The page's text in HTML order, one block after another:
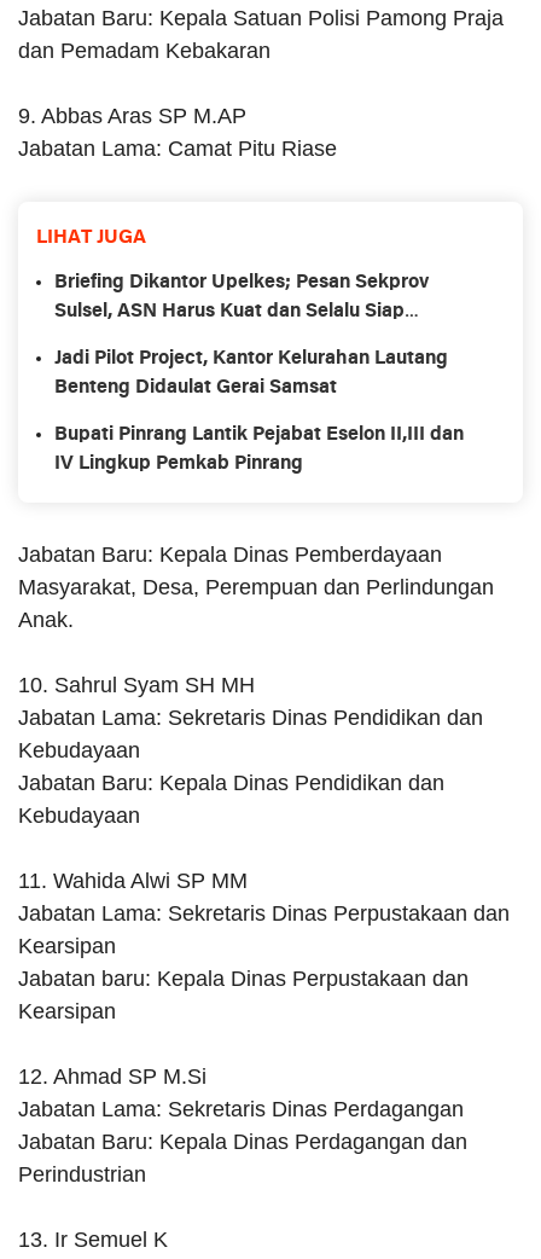
Jabatan Baru: Kepala Satuan Polisi Pamong Praja
dan Pemadam Kebakaran
9. Abbas Aras SP M.AP
Jabatan Lama: Camat Pitu Riase
LIHAT JUGA
Briefing Dikantor Upelkes; Pesan Sekprov
Sulsel, ASN Harus Kuat dan Selalu Siap
Jadi Pilot Project, Kantor Kelurahan Lautang
Benteng Didaulat Gerai Samsat
Bupati Pinrang Lantik Pejabat Eselon II,III dan
IV Lingkup Pemkab Pinrang
Jabatan Baru: Kepala Dinas Pemberdayaan
Masyarakat, Desa, Perempuan dan Perlindungan
Anak.
10. Sahrul Syam SH MH
Jabatan Lama: Sekretaris Dinas Pendidikan dan
Kebudayaan
Jabatan Baru: Kepala Dinas Pendidikan dan
Kebudayaan
11. Wahida Alwi SP MM
Jabatan Lama: Sekretaris Dinas Perpustakaan dan
Kearsipan
Jabatan baru: Kepala Dinas Perpustakaan dan
Kearsipan
12. Ahmad SP M.Si
Jabatan Lama: Sekretaris Dinas Perdagangan
Jabatan Baru: Kepala Dinas Perdagangan dan
Perindustrian
13. Ir Semuel K